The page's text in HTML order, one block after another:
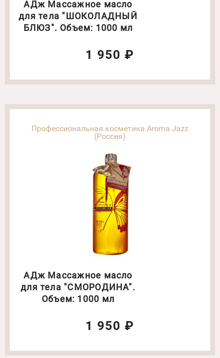
АДж Массажное масло
для тела "ШОКОЛАДНЫЙ
БЛЮЗ". Объем: 1000 мл
1 950 ₽
Профессиональная косметика Aroma Jazz
(Россия)
АДж Массажное масло
для тела "СМОРОДИНА".
Объем: 1000 мл
1 950 ₽